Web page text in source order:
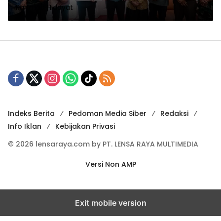
Rahmad Hidayat
Indeks Berita Pedoman Media Siber
Redaksi
Info Iklan
Kebijakan Privasi
© 2026 lensaraya.com by PT. LENSA RAYA MULTIMEDIA
Versi Non AMP
Exit mobile version